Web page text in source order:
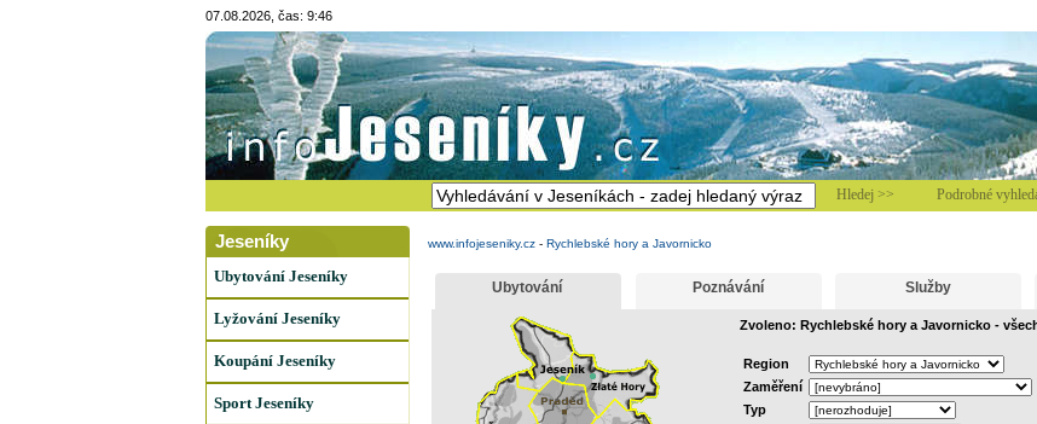
07.08.2026, čas: 9:46
Hledej >> Podrobné
Jeseníky
Ubytování Jeseníky
Lyžování Jeseníky
Koupání Jeseníky
Sport Jeseníky
www.infojeseniky.cz- Rychlebské hory a Javornicko
Ubytování Poznávání Služby
Zvoleno: Rychlebské hory a Javornicko -
Region
Zaměření
Typ